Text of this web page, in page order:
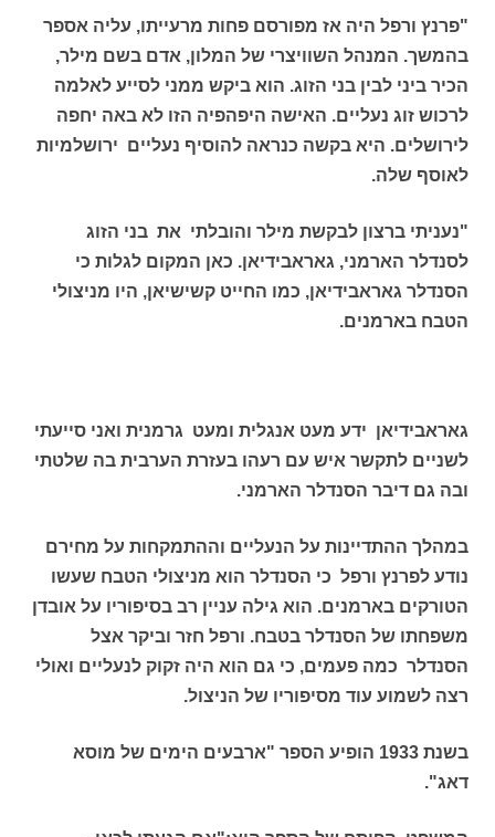
"פרנץ ורפל היה אז מפורסם פחות מרעייתו, עליה אספר
בהמשך. המנהל השוויצרי של המלון, אדם בשם מילר,
הכיר ביני לבין בני הזוג. הוא ביקש ממני לסייע לאלמה
לרכוש זוג נעליים. האישה היפהפיה הזו לא באה יחפה
לירושלים. היא בקשה כנראה להוסיף נעליים ירושלמיות
לאוסף שלה.
"נעניתי ברצון לבקשת מילר והובלתי את בני הזוג
לסנדלר הארמני, גאראבידיאן. כאן המקום לגלות כי
הסנדלר גאראבידיאן, כמו החייט קשישיאן, היו מניצולי
הטבח בארמנים.
גאראבידיאן ידע מעט אנגלית ומעט גרמנית ואני סייעתי
לשניים לתקשר איש עם רעהו בעזרת הערבית בה שלטתי
ובה גם דיבר הסנדלר הארמני.
במהלך ההתדיינות על הנעליים וההתמקחות על מחירם
נודע לפרנץ ורפל כי הסנדלר הוא מניצולי הטבח שעשו
הטורקים בארמנים. הוא גילה עניין רב בסיפוריו על אובדן
משפחתו של הסנדלר בטבח. ורפל חזר וביקר אצל
הסנדלר כמה פעמים, כי גם הוא היה זקוק לנעליים ואולי
רצה לשמוע עוד מסיפוריו של הניצול.
בשנת 1933 הופיע הספר "ארבעים הימים של מוסא
דאג".